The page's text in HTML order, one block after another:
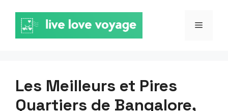
contenu
MENU
Les Meilleurs et Pires
Quartiers de Bangalore,